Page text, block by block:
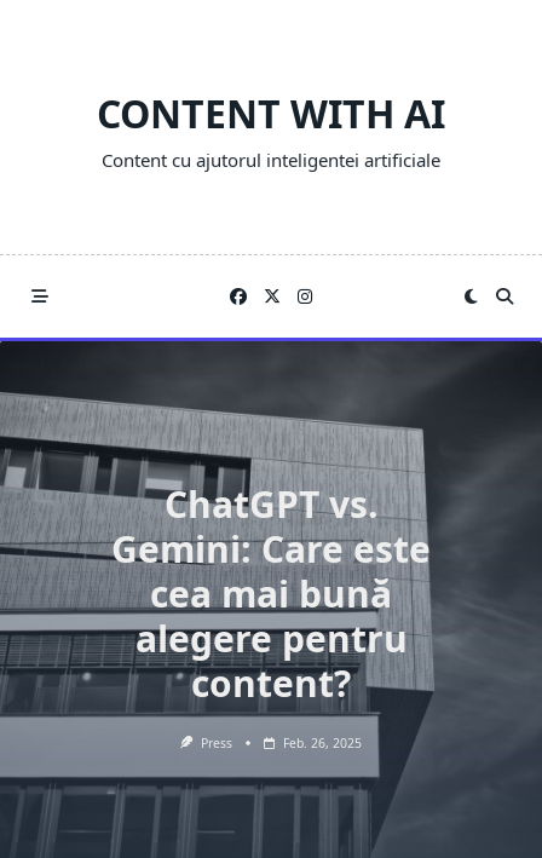
CONTENT WITH AI
Content cu ajutorul inteligentei artificiale
ChatGPT vs.
Gemini: Care este
cea mai bună
alegere pentru
content?
Press Feb. 26, 2025